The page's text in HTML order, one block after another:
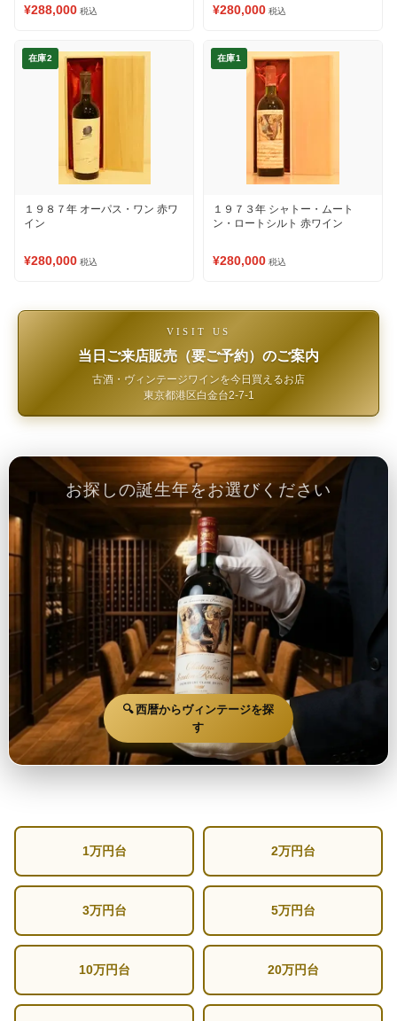
¥288,000 税込 ¥280,000 税込
在庫2
１９８７年 オーパス・ワン 赤ワ
イン
¥280,000 税込
在庫1
１９７３年 シャトー・ムート
ン・ロートシルト 赤ワイン
¥280,000 税込
VISIT US
当日ご来店販売（要ご予約）のご案内
古酒・ヴィンテージワインを今日買えるお店
東京都港区白金台2-7-1
お探しの誕生年をお選びください
🔍 西暦からヴィンテージを探
す
1万円台 2万円台
3万円台 5万円台
10万円台 20万円台